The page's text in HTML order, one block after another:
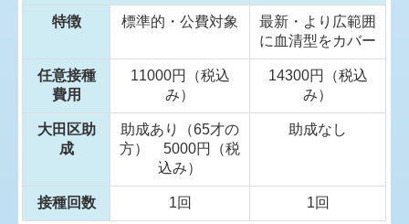
特徴 標準的・公費対象
最新・より広範囲
に血清型をカバー
任意接種
費用
11000円（税込
み）
14300円（税込
み）
大田区助
成
助成あり（65才の
方） 5000円（税
込み）
助成なし
接種回数 1回 1回